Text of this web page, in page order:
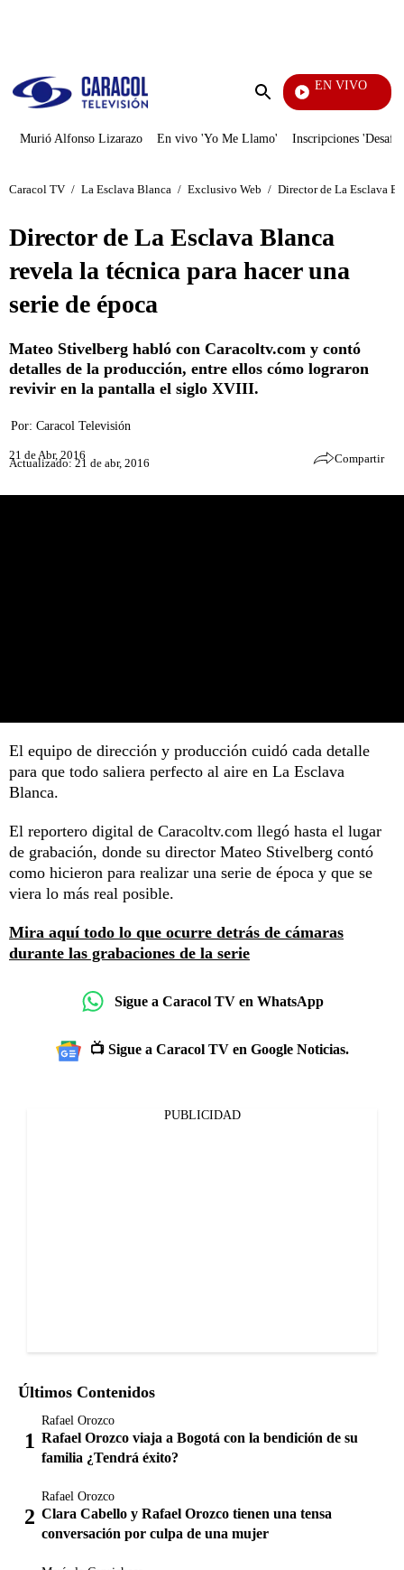
Enviar
EN VIVO
Televentas
Murió Alfonso Lizarazo En vivo 'Yo Me Llamo' Inscripciones
Caracol TV / La Esclava Blanca / Exclusivo Web / Director de La Esclava
Director de La Esclava Blanca
revela la técnica para hacer una
serie de época
Mateo Stivelberg habló con Caracoltv.com y contó
detalles de la producción, entre ellos cómo lograron
revivir en la pantalla el siglo XVIII.
Por: Caracol Televisión
21 de Abr, 2016
Actualizado: 21 de abr, 2016 Compartir
El equipo de dirección y producción cuidó cada detalle
para que todo saliera perfecto al aire en La Esclava
Blanca.
El reportero digital de Caracoltv.com llegó hasta el lugar
de grabación, donde su director Mateo Stivelberg contó
como hicieron para realizar una serie de época y que se
viera lo más real posible.
Mira aquí todo lo que ocurre detrás de cámaras
durante las grabaciones de la serie
Sigue a Caracol TV en WhatsApp
📺 Sigue a Caracol TV en Google Noticias.
PUBLICIDAD
Últimos Contenidos
Rafael Orozco
Rafael Orozco viaja a Bogotá con la bendición de su
familia ¿Tendrá éxito?
Rafael Orozco
Clara Cabello y Rafael Orozco tienen una tensa
conversación por culpa de una mujer